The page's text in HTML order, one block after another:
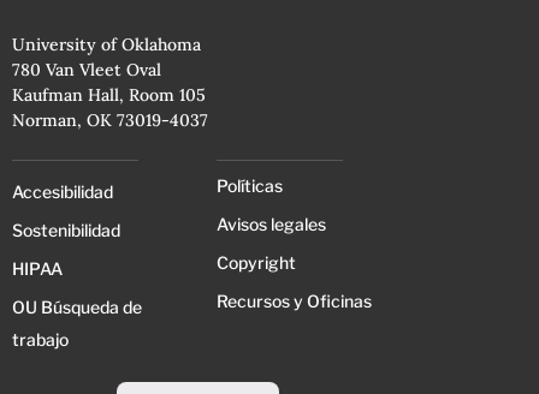
University of Oklahoma
780 Van Vleet Oval
Kaufman Hall, Room 105
Norman, OK 73019-4037
Accesibilidad
Sostenibilidad
HIPAA
OU Búsqueda de
trabajo
Políticas
Avisos legales
Copyright
Recursos y Oficinas